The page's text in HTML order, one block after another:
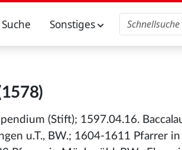
Suche Sonstiges
(Stift); 1597.04.16.
u.T., BW.; 1604-1611 Pfarrer in